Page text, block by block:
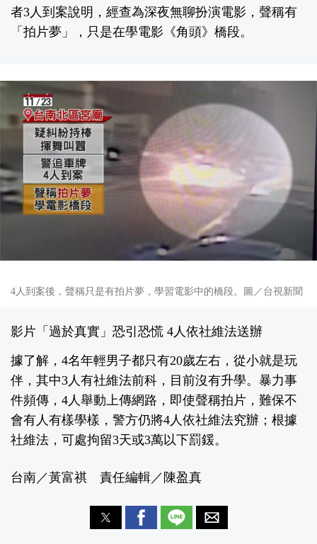
者3人到案說明，經查為深夜無聊扮演電影，聲稱有
「拍片夢」，只是在學電影《角頭》橋段。
4人到案後，聲稱只是有拍片夢，學習電影中的橋段。圖／台視新聞
影片「過於真實」恐引恐慌 4人依社維法送辦
據了解，4名年輕男子都只有20歲左右，從小就是玩
伴，其中3人有社維法前科，目前沒有升學。暴力事
件頻傳，4人舉動上傳網路，即使聲稱拍片，難保不
會有人有樣學樣，警方仍將4人依社維法究辦；根據
社維法，可處拘留3天或3萬以下罰鍰。
台南／黃富祺 責任編輯／陳盈真